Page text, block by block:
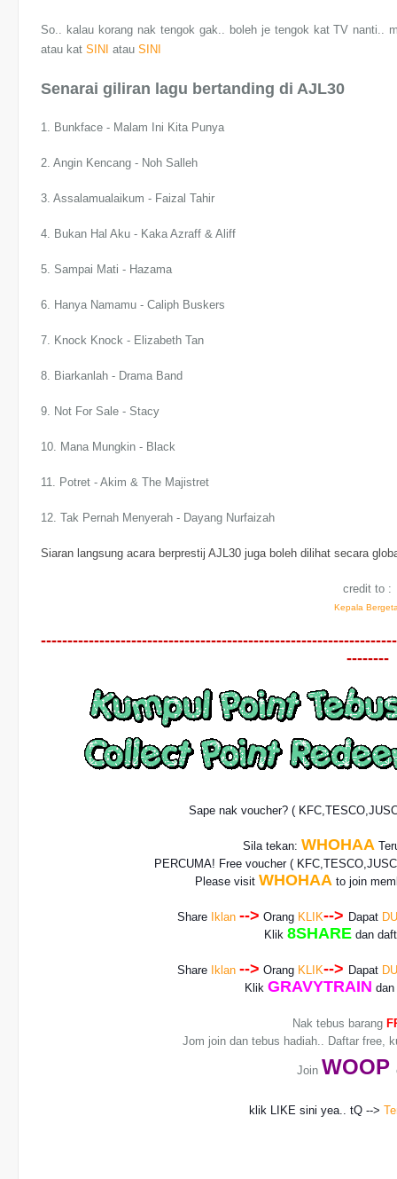
So.. kalau korang nak tengok gak.. boleh je tengok kat TV nanti..
atau kat SINI atau SINI
Senarai giliran lagu bertanding di AJL30
1. Bunkface - Malam Ini Kita Punya
2. Angin Kencang - Noh Salleh
3. Assalamualaikum - Faizal Tahir
4. Bukan Hal Aku - Kaka Azraff & Aliff
5. Sampai Mati - Hazama
6. Hanya Namamu - Caliph Buskers
7. Knock Knock - Elizabeth Tan
8. Biarkanlah - Drama Band
9. Not For Sale - Stacy
10. Mana Mungkin - Black
11. Potret - Akim & The Majistret
12. Tak Pernah Menyerah - Dayang Nurfaizah
Siaran langsung acara berprestij AJL30 juga boleh dilihat secara
credit to :
Kepala
--------
Sape nak voucher? (
Sila tekan: WHOHAA
PERCUMA! Free voucher(
Please visitWHOHAA to join
Share Iklan --> Orang KLIK--> Dapat
Klik8SHARE dan
Share Iklan --> Orang KLIK--> Dapat
Klik GRAVYTRAIN
Nak tebus barang
Jom join dan tebus hadiah.. Daftar free,
Join WOOP
klik LIKE sini yea.. tQ -->